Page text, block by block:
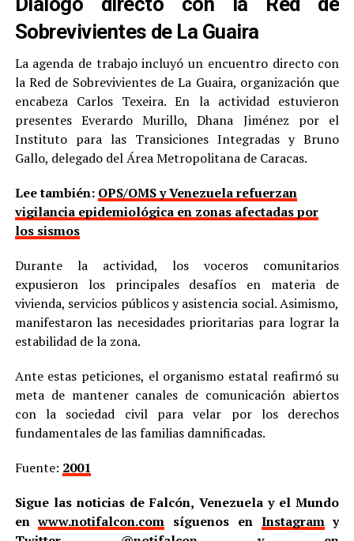
Sobrevivientes de La Guaira
La agenda de trabajo incluyó un encuentro directo con
la Red de Sobrevivientes de La Guaira, organización que
encabeza Carlos Texeira. En la actividad estuvieron
presentes Everardo Murillo, Dhana Jiménez por el
Instituto para las Transiciones Integradas y Bruno
Gallo, delegado del Área Metropolitana de Caracas.
Lee también: OPS/OMS y Venezuela refuerzan
vigilancia epidemiológica en zonas afectadas por
los sismos
Durante la actividad, los voceros comunitarios
expusieron los principales desafíos en materia de
vivienda, servicios públicos y asistencia social. Asimismo,
manifestaron las necesidades prioritarias para lograr la
estabilidad de la zona.
Ante estas peticiones, el organismo estatal reafirmó su
meta de mantener canales de comunicación abiertos
con la sociedad civil para velar por los derechos
fundamentales de las familias damnificadas.
Fuente: 2001
Sigue las noticias de Falcón, Venezuela y el Mundo
enwww.notifalcon.com síguenos en Instagramy